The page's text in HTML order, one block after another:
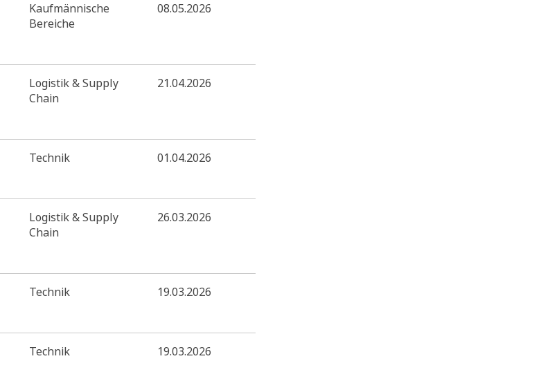
Kaufmännische
Bereiche
08.05.2026
Logistik & Supply
Chain
21.04.2026
Technik 01.04.2026
Logistik & Supply
Chain
26.03.2026
Technik 19.03.2026
Technik 19.03.2026